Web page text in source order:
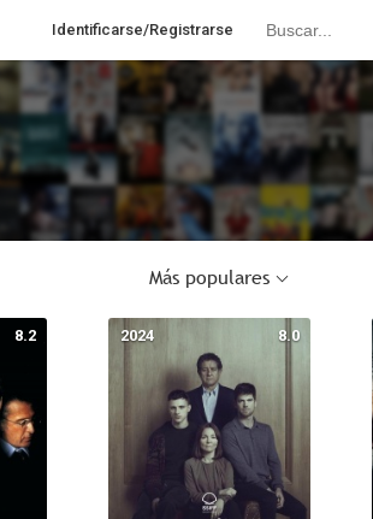
Identificarse/Registrarse
Más populares
8.2 8.0
2024